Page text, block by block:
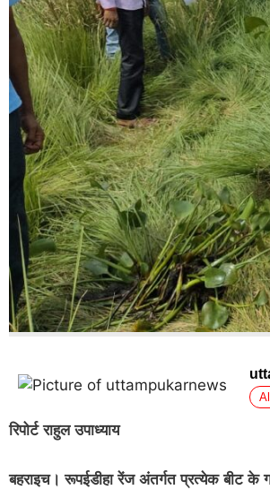
रिपोर्ट राहुल उपाध्याय
बहराइच। रूपईडीहा रेंज अंतर्गत प्रत्येक बीट के